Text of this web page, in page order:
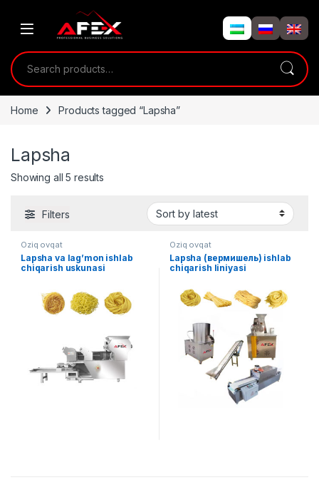
Search for:
Home Products tagged “Lapsha”
Lapsha
Showing all 5 results
Filters
Oziq ovqat
Lapsha va lag’mon ishlab
chiqarish uskunasi
Oziq ovqat
Lapsha (вермишель) ishlab
chiqarish liniyasi